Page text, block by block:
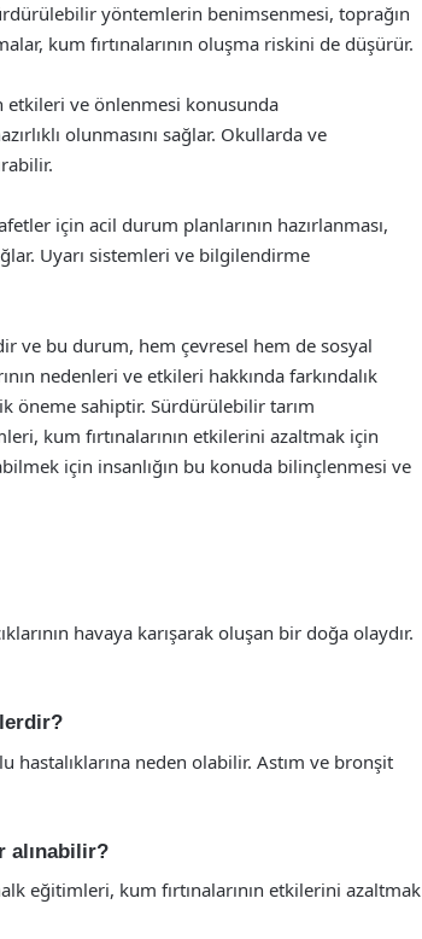
yöntemlerin benimsenmesi, toprağın
kum fırtınalarının oluşma riskini de düşürür.
etkileri ve önlenmesi konusunda
olunmasını sağlar. Okullarda ve
için acil durum planlarının hazırlanması,
Uyarı sistemleri ve bilgilendirme
ve bu durum, hem çevresel hem de sosyal
nedenleri ve etkileri hakkında farkındalık
öneme sahiptir. Sürdürülebilir tarım
kum fırtınalarının etkilerini azaltmak için
için insanlığın bu konuda bilinçlenmesi ve
havaya karışarak oluşan bir doğa olaydır.
hastalıklarına neden olabilir. Astım ve bronşit
alınabilir?
eğitimleri, kum fırtınalarının etkilerini azaltmak